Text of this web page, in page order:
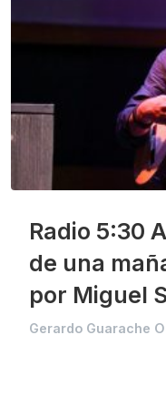
Radio 5:30
de una
por Miguel
Gerardo Guarache